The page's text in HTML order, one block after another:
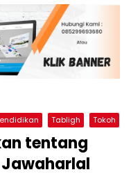
Tabligh Tokoh
tentang